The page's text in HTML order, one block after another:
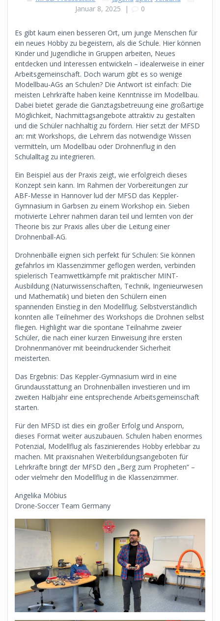
Januar 8, 2025 | 0
Es gibt kaum einen besseren Ort, um junge Menschen für
ein neues Hobby zu begeistern, als die Schule. Hier können
Kinder und Jugendliche in Gruppen arbeiten, Neues
entdecken und Interessen entwickeln – idealerweise in einer
Arbeitsgemeinschaft. Doch warum gibt es so wenige
Modellbau-AGs an Schulen? Die Antwort ist einfach: Die
meisten Lehrkräfte haben keine Kenntnisse im Modellbau.
Dabei bietet gerade die Ganztagsbetreuung eine großartige
Möglichkeit, Nachmittagsangebote attraktiv zu gestalten
und die Schüler nachhaltig zu fördern. Hier setzt der MFSD
an: mit Workshops, die Lehrern das notwendige Wissen
vermitteln, um Modellbau oder Drohnenflug in den
Schulalltag zu integrieren.
Ein Beispiel aus der Praxis zeigt, wie erfolgreich dieses
Konzept sein kann. Im Rahmen der Vorbereitungen zur
ABF-Messe in Hannover lud der MFSD das Keppler-
Gymnasium in Garbsen zu einem Workshop ein. Sieben
motivierte Lehrer nahmen daran teil und lernten von der
Theorie bis zur Praxis alles über die Leitung einer
Drohnenball-AG.
Drohnenbälle eignen sich perfekt für Schulen: Sie können
gefahrlos im Klassenzimmer geflogen werden, verbinden
spielerisch Teamwettkämpfe mit praktischer MINT-
Ausbildung (Naturwissenschaften, Technik, Ingenieurwesen
und Mathematik) und bieten den Schülern einen
spannenden Einstieg in den Modellflug. Selbstverständlich
konnten alle Teilnehmer des Workshops die Drohnen selbst
fliegen. Highlight war die spontane Teilnahme zweier
Schüler, die nach einer kurzen Einweisung ihre ersten
Drohnenmanöver mit beeindruckender Sicherheit
meisterten.
Das Ergebnis: Das Keppler-Gymnasium wird in eine
Grundausstattung an Drohnenbällen investieren und im
zweiten Halbjahr eine entsprechende Arbeitsgemeinschaft
starten.
Für den MFSD ist dies ein großer Erfolg und Ansporn,
dieses Format weiter auszubauen. Schulen haben enormes
Potenzial, Modellflug als faszinierendes Hobby erlebbar zu
machen. Mit praxisnahen Weiterbildungsangeboten für
Lehrkräfte bringt der MFSD den „Berg zum Propheten“ –
oder vielmehr den Modellflug in die Klassenzimmer.
Angelika Möbius
Drone-Soccer Team Germany